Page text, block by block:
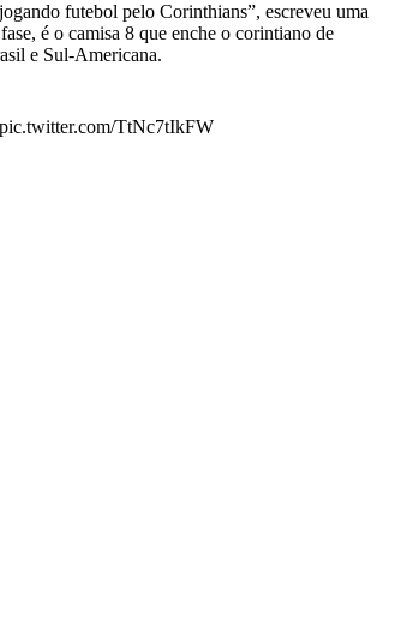
futebol pelo Corinthians”, escreveu uma
é o camisa 8 que enche o corintiano de
e Sul-Americana.
pic.twitter.com/TtNc7tIkFW